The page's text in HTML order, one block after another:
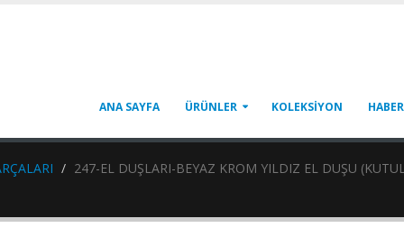
ANA SAYFA ÜRÜNLER KOLEKSİYON
247-EL DUŞLARI-BEYAZ KROM YILDIZ EL DUŞU